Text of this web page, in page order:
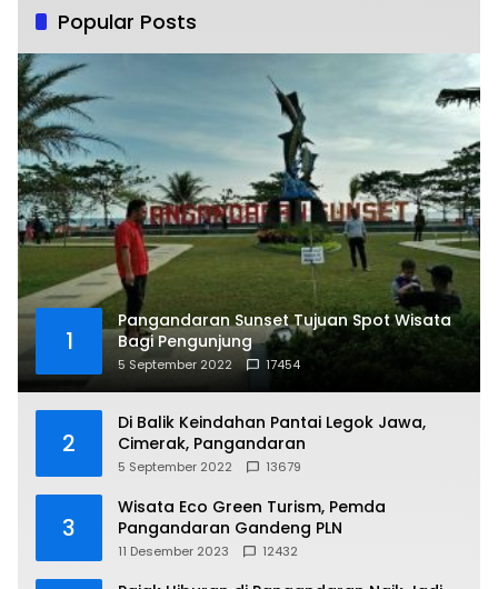
Popular Posts
1
Pangandaran Sunset Tujuan Spot Wisata
Bagi Pengunjung
5 September 2022 17454
2
Di Balik Keindahan Pantai Legok Jawa,
Cimerak, Pangandaran
5 September 2022 13679
3
Wisata Eco Green Turism, Pemda
Pangandaran Gandeng PLN
11 Desember 2023 12432